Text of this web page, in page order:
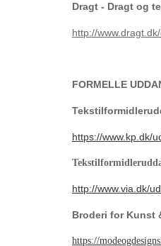
Dragt - Dragt og
http://
FORMELLE
https://www.kp.dk/
http://www.via.dk/
Broderi for Kunst
https://